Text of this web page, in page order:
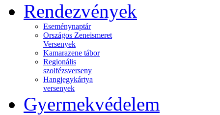
Rendezvények
Eseménynaptár
Országos Zeneismeret
Versenyek
Kamarazene tábor
Regionális
szolfézsverseny
Hangjegykártya
versenyek
Gyermekvédelem